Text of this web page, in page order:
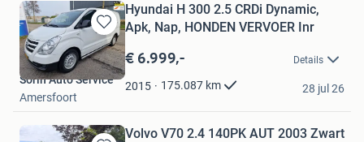
Bewaren
in
Mijn
Favorieten
Hyundai H 300 2.5 CRDi Dynamic,
Apk, Nap, HONDEN VERVOER Inr
€ 6.999,- Details
2015 175.087 km
Sorin Auto Service
Amersfoort
28 jul 26
Volvo V70 2.4 140PK AUT 2003 Zwart